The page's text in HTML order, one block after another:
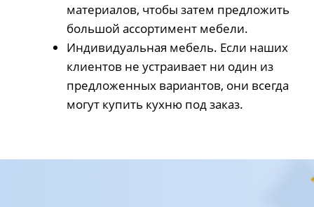
материалов, чтобы затем предложить
большой ассортимент мебели.
Индивидуальная мебель. Если наших
клиентов не устраивает ни один из
предложенных вариантов, они всегда
могут купить кухню под заказ.